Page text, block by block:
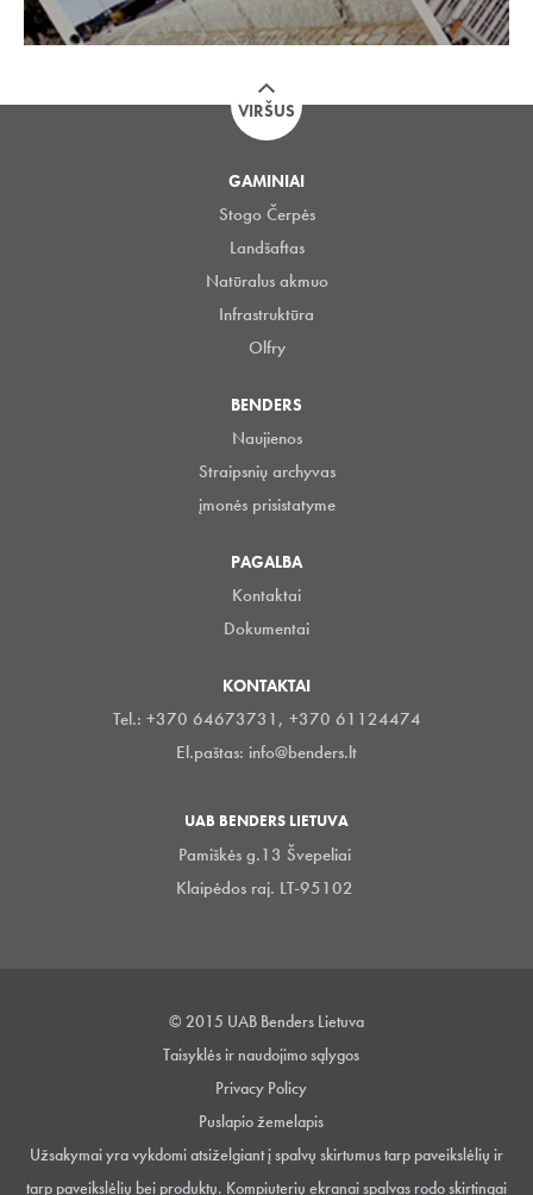
VIRŠUS
GAMINIAI
Stogo Čerpės
Landšaftas
Natūralus akmuo
Infrastruktūra
Olfry
BENDERS
Naujienos
Straipsnių archyvas
įmonės prisistatyme
PAGALBA
Kontaktai
Dokumentai
KONTAKTAI
Tel.: +370 64673731, +370 61124474
El.paštas: info@benders.lt
UAB BENDERS LIETUVA
Pamiškės g.13 Švepeliai
Klaipėdos raj. LT-95102
© 2015 UAB Benders Lietuva
Taisyklės ir naudojimo sąlygos
Privacy Policy
Puslapio žemelapis
Užsakymai yra vykdomi atsiželgiant į spalvų skirtumus tarp paveikslėlių ir
tarp paveikslėlių bei produktų. Kompiuterių ekranai spalvas rodo skirtingai